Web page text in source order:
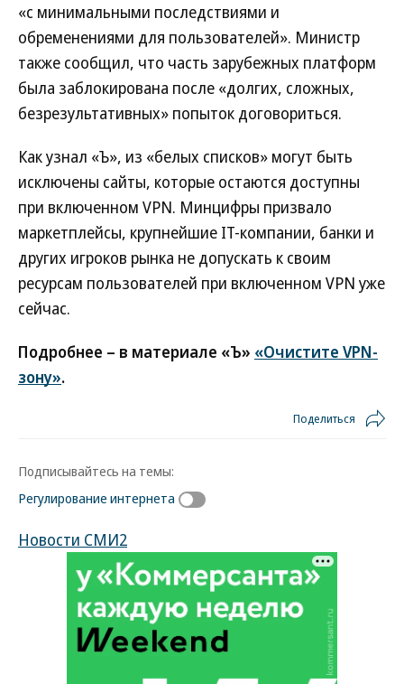
«с минимальными последствиями и
обременениями для пользователей». Министр
также сообщил, что часть зарубежных платформ
была заблокирована после «долгих, сложных,
безрезультативных» попыток договориться.
Как узнал «Ъ», из «белых списков» могут быть
исключены сайты, которые остаются доступны
при включенном VPN. Минцифры призвало
маркетплейсы, крупнейшие IT-компании, банки и
других игроков рынка не допускать к своим
ресурсам пользователей при включенном VPN уже
сейчас.
Подробнее – в материале «Ъ» «Очистите VPN-
зону».
Поделиться
Подписывайтесь на темы:
Регулирование интернета
Новости СМИ2